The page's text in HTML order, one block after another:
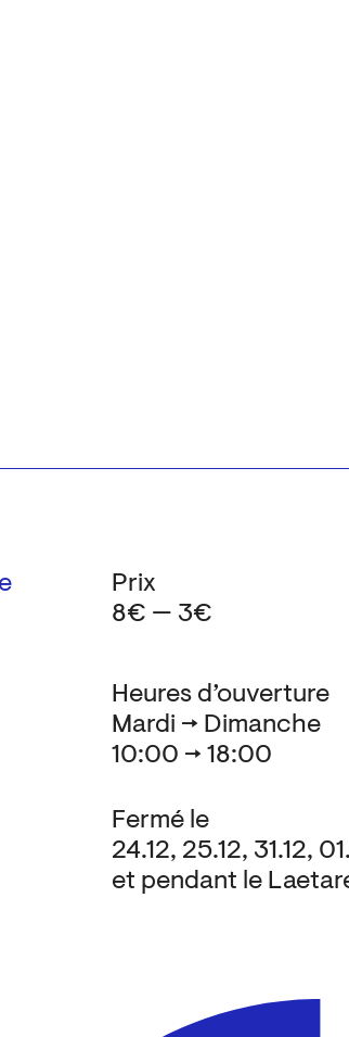
Heures d’ouverture
Mardi → Dimanche
10:00 → 18:00
Fermé le
24.12, 25.12, 31.12,
et pendant le
Prix
8€ — 3€